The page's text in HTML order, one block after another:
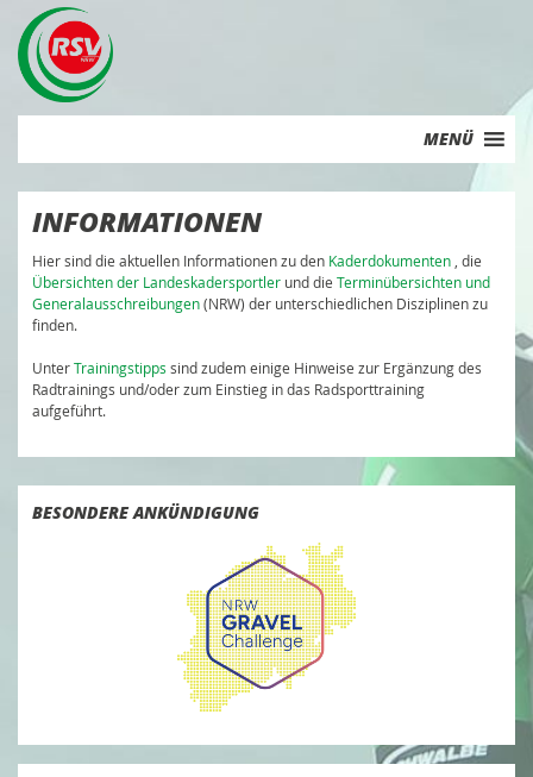
content
MENÜ
INFORMATIONEN
Hier sind die aktuellen Informationen zu den Kaderdokumenten , die
Übersichten der Landeskadersportler und die Terminübersichten und
Generalausschreibungen(NRW) der unterschiedlichen Disziplinen zu
finden.
UnterTrainingstipps sind zudem einige Hinweise zur Ergänzung des
Radtrainings und/oder zum Einstieg in das Radsporttraining
aufgeführt.
BESONDERE ANKÜNDIGUNG